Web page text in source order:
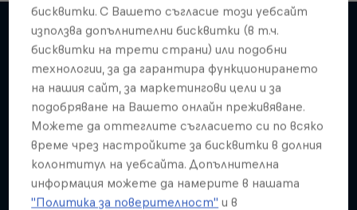
Подобни
бисквитки. С Вашето съгласие този уебсайт
използва допълнителни бисквитки (в т.ч.
бисквитки на трети страни) или подобни
технологии, за да гарантира функционирането
на нашия сайт, за маркетингови цели и за
подобряване на Вашето онлайн преживяване.
Можете да оттеглите съгласието си по всяко
време чрез настройките за бисквитки в долния
колонтитул на уебсайта. Допълнителна
информация можете да намерите в нашата
"Политика за поверителност" и в